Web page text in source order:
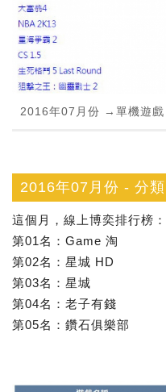
2016年07月份 →單機遊戲
2016年07月份 - 分
這個月，線上博奕排行榜：
第01名：Game 淘
第02名：星城 HD
第03名：星城
第04名：老子有錢
第05名：鑽石俱樂部